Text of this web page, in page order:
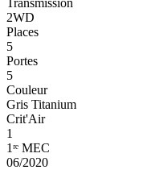
2WD
Places
5
Portes
5
Couleur
Gris Titanium
Crit'Air
1
1ʳᵉ MEC
06/2020